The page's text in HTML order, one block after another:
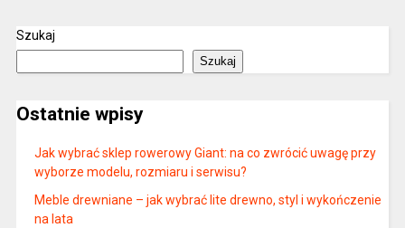
Szukaj
Szukaj
Ostatnie wpisy
Jak wybrać sklep rowerowy Giant: na co zwrócić uwagę przy
wyborze modelu, rozmiaru i serwisu?
Meble drewniane – jak wybrać lite drewno, styl i wykończenie
na lata